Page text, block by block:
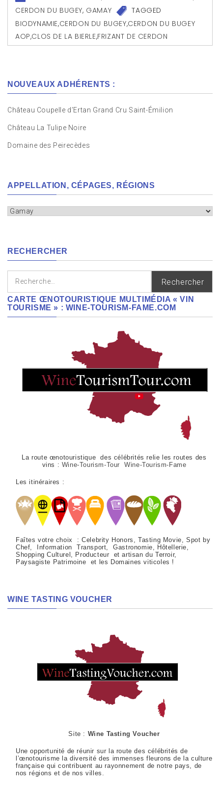
CERDON DU BUGEY, GAMAY
TAGGED
BIODYNAMIE,CERDON DU BUGEY,CERDON DU BUGEY
AOP,CLOS DE LA BIERLE,FRIZANT DE CERDON
NOUVEAUX ADHÉRENTS :
Château Coupelle d’Ertan Grand Cru Saint-Émilion
Château La Tulipe Noire
Domaine des Peirecèdes
APPELLATION, CÉPAGES, RÉGIONS
Appellation,
RECHERCHER
Rechercher :
CARTE ŒNOTOURISTIQUE MULTIMÉDIA « VIN
TOURISME » : WINE-TOURISM-FAME.COM
La route œnotouristique des célébrités relie les routes des
vins : Wine-Tourism-Tour Wine-Tourism-Fame
Les itinéraires :
Faîtes votre choix : Celebrity Honors, Tasting Movie, Spot by
Chef, Information Transport, Gastronomie, Hôtellerie,
Shopping Culturel, Producteur et artisan du Terroir,
Paysagiste Patrimoine et les Domaines viticoles !
WINE TASTING VOUCHER
Site : Wine Tasting Voucher
Une opportunité de réunir sur la route des célébrités de
l’œnotourisme la diversité des immenses fleurons de la culture
française qui contribuent au rayonnement de notre pays, de
nos régions et de nos villes.